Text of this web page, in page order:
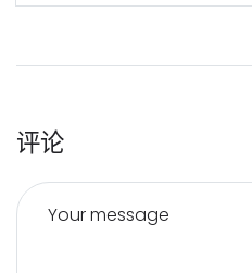
评论
Your message